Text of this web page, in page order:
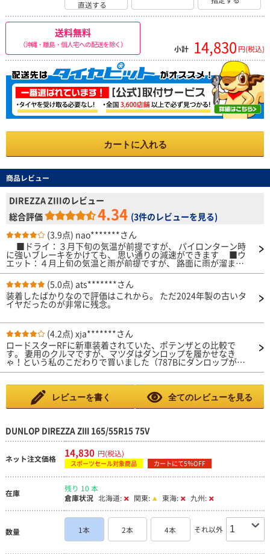
直送する
送料無料
（沖縄・離島・個人宅への配送を除く） 小計 14,830 円(税込)
カートに入れる
商品レビュー
DIREZZA ZIIIのレビュー
総合評価
4.34 (3件のレビューを見る)
(3.9点) nao*******さん
■ドライ：３月下旬の気温が前提ですが、 パイロンターン時
に強いブレーキをかけても、 思い通りの減速ができます ■ウ
エット：４月上旬の気温と雨が前提ですが、 路面に雨が溜まる
ほど状態（降雨量10mm/h）でも、ウエット時の運転をすれば
不安なくターンできる性能を発揮してくれます ■高速性能：特
に問題ありません ■静粛性：エンジン音にかき消されて、 出て
いるのか出ていないのか、全く気になりません ■燃費性能：ヨ
コハマ ブル―アース ＡＥ１ １４５／５５Ｒ１３と比較しても遜
回答できません
(5.0点) ats*******さん
装着したばかりなので評価はこれから。 ただ2024年製の古いタ
イヤだったのが非常に残念。
(4.2点) xja*******さん
ロードスターRFに新車装着されていた、ポテンザとの比較で
す。 妻用のクルマですが、マツダはダンロップを履かせなき
ゃ！という私のこだわりで買いました（787Bにダンロップが装
着されていたからです）。 クルマは、フロントにオートエグゼ
新車装着タイヤに亀裂が見つかり、約2万キロ走行で溝はまだ充
分残っていたのですが、念の為に交換。 マツダディーラーで作
業してもらい、店を出て最初の感想は、ロードノイズが大きくな
った、300キロ走行した今も印象変わらず。 田舎なので、峠道も
す。 燃費は変わりません。 妻（本来はスバリスト）は初運転後
に開口一番、ハンドルが重くなったと言っていましたが、今は慣
れたようです。 溝が少なめなので、雨が少々不安ですが、今の
ところ怖い思いはしていません。 乗り心地は良くなりました
が、これはポテンザが硬化していたからそう感じるだけかもしれ
ません。 以上、ご参考になれば幸いです。
レビューを書く 全てのレビューを見る
DUNLOP DIREZZA ZIII 165/55R15 75V
ネット注文価格 14,830 円(税込)
スポーツセール対象商品 カートにて5％OFF
在庫
残り 10 本
倉庫状況 北海道: 関東: 東海: 九州:
数量 1本 2本 4本 それ以外